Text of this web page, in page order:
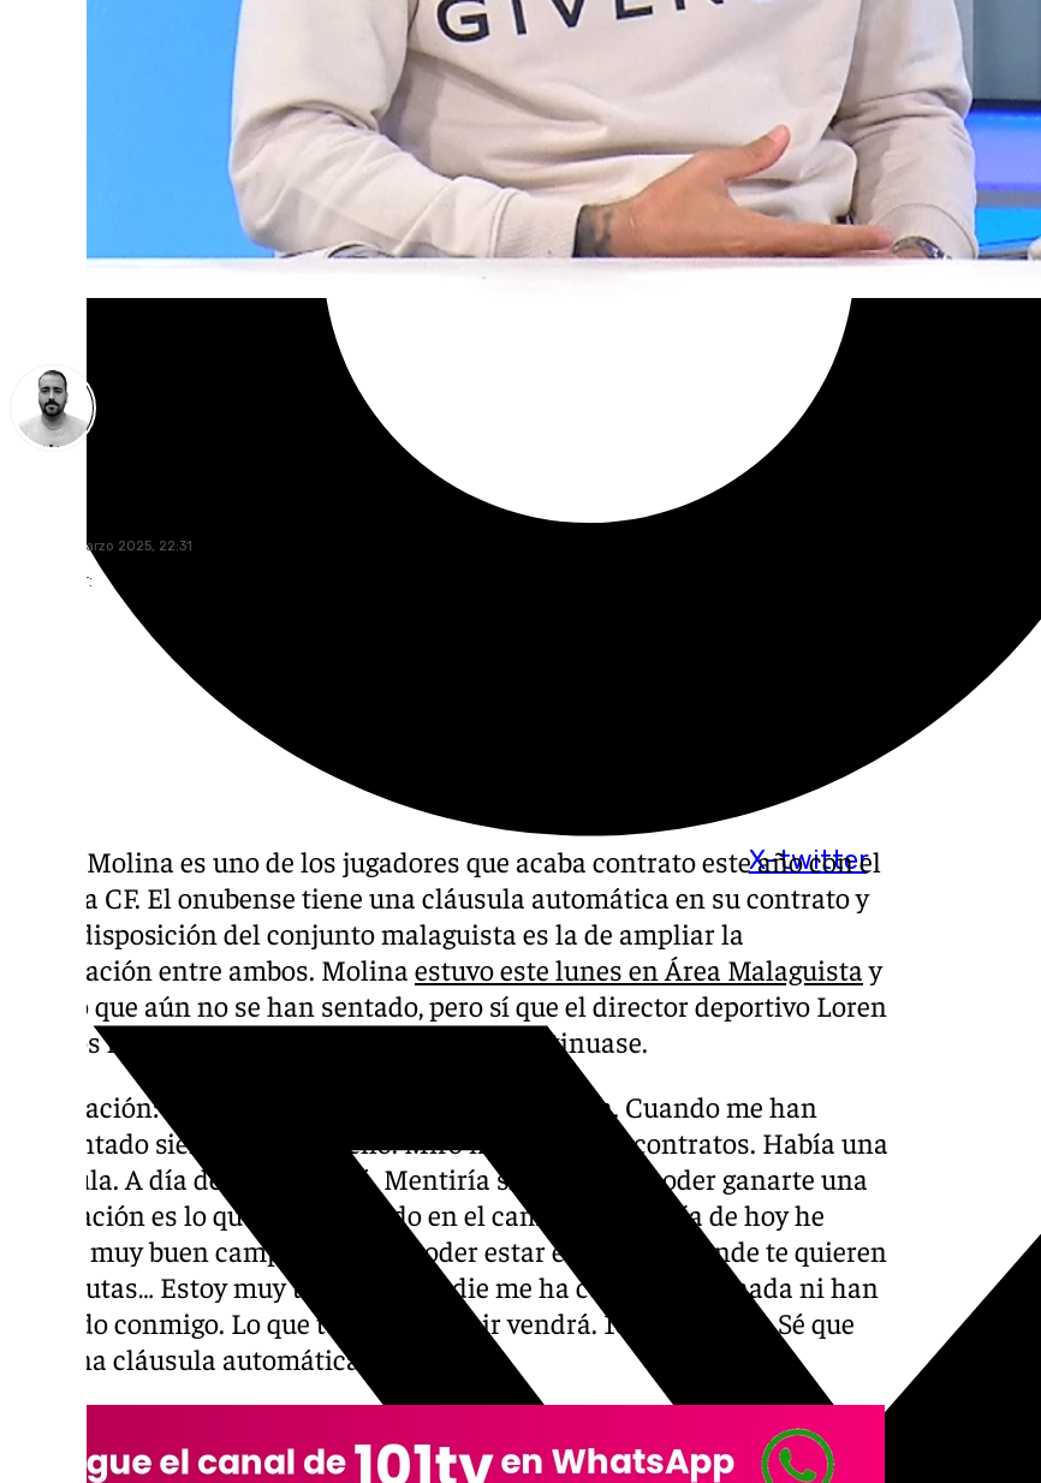
X-twitter
lunes, 24 marzo 2025, 22:31
Compartir:
Manu Molina es uno de los jugadores que acaba contrato este año con el
Málaga CF. El onubense tiene una cláusula automática en su contrato y
la predisposición del conjunto malaguista es la de ampliar la
vinculación entre ambos. Molina estuvo este lunes en Área Malaguista y
afirmó que aún no se han sentado, pero sí que el director deportivo Loren
Juarros le transmitió la intención de que continuase.
Renovación: “Lo hablé hace poco con una persona. Cuando me han
preguntado siempre lo he dicho. Miro muy poco los contratos. Había una
cláusula. A día de hoy no lo sé. Mentiría si lo digo. El poder ganarte una
renovación es lo que vas haciendo en el campo. Hasta día de hoy he
hecho muy buen campeonato. El poder estar en un club donde te quieren
y disfrutas… Estoy muy tranquilo. Nadie me ha comunicado nada ni han
hablado conmigo. Lo que tenga que venir vendrá. 100% no lo sé. Sé que
hay una cláusula automática.